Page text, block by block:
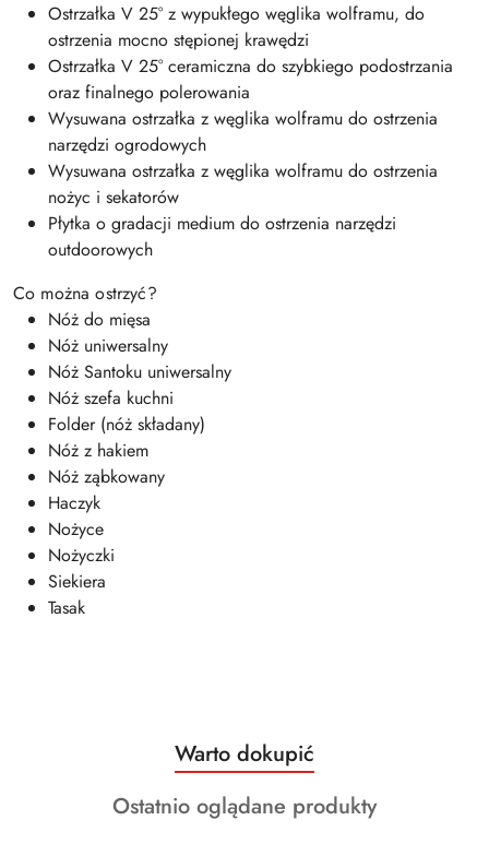
Ostrzałka V 25° z wypukłego węglika wolframu, do
ostrzenia mocno stępionej krawędzi
Ostrzałka V 25° ceramiczna do szybkiego podostrzania
oraz finalnego polerowania
Wysuwana ostrzałka z węglika wolframu do ostrzenia
narzędzi ogrodowych
Wysuwana ostrzałka z węglika wolframu do ostrzenia
nożyc i sekatorów
Płytka o gradacji medium do ostrzenia narzędzi
outdoorowych
Co można ostrzyć?
Nóż do mięsa
Nóż uniwersalny
Nóż Santoku uniwersalny
Nóż szefa kuchni
Folder (nóż składany)
Nóż z hakiem
Nóż ząbkowany
Haczyk
Nożyce
Nożyczki
Siekiera
Tasak
Pomiń karuzelę produktów
Produkty
o
statusie:
Warto dokupić
Produkty
Ostatnio oglądane produkty